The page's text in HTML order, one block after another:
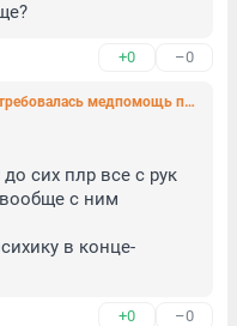
+0 –0
В МГУ заявили, что их сотруднику потребовалась медпомощь после скандала с отцом 9-летней студентки Тепляковой
сих плр все с рук
с ним
в конце-
+0 –0